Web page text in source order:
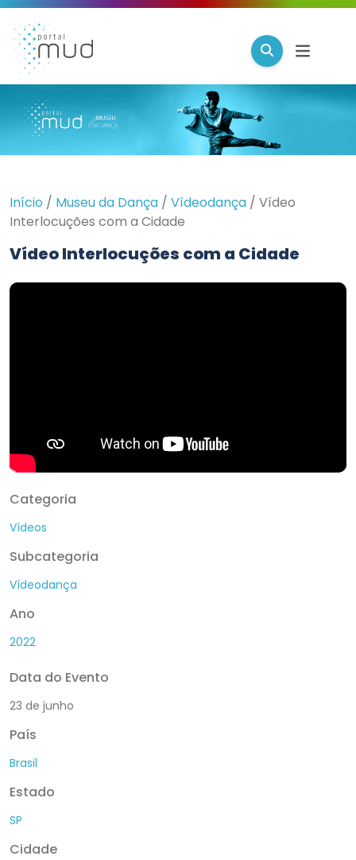
Início / Museu da Dança / Vídeodança / Vídeo
Interlocuções com a Cidade
Vídeo Interlocuções com a Cidade
Categoria
Vídeos
Subcategoria
Vídeodança
Ano
2022
Data do Evento
23 de junho
País
Brasil
Estado
SP
Cidade